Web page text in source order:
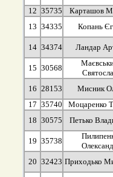
12 35735 Карташов
13 34335 Копань
14 34374 Ландар
15 30568
16 28153 Мисник
17 35740 Моцаренко
18 30575 Петько
19 35738
20 32423 Приходько